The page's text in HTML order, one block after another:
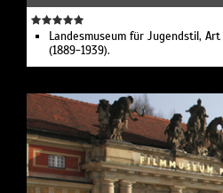
Landesmuseum für Jugendstil,
(1889-1939).